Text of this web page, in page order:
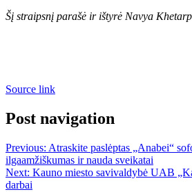
Šį straipsnį parašė ir ištyrė Navya
Source link
Post navigation
Previous: Atraskite paslėptas „Anabei“
ilgaamžiškumas ir nauda sveikatai
Next: Kauno miesto savivaldybė UAB
darbai